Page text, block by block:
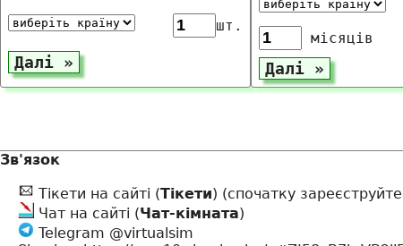
шт.
місяців
Зв'язок
Тікети на сайті (Тікети) (спочатку
Чат на сайті (Чат-кімната)
Telegram @virtualsim